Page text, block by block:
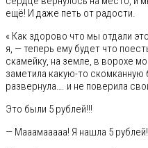
ещё! И даже петь от радости.
« Как здорово что мы отдали
я, — теперь ему будет что
скамейку, на земле, в ворохе
заметила какую-то скомканную
развернула…. и не поверила
Это были 5 рублей!!!
— Мааамааааа! Я нашла 5